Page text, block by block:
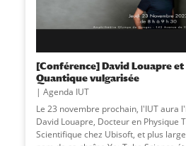
[Conférence] David Louapre et
Quantique vulgarisée
Agenda IUT
Le 23 novembre prochain, l'IUT aura
David Louapre, Docteur en Physique
Scientifique chez Ubisoft, et plus